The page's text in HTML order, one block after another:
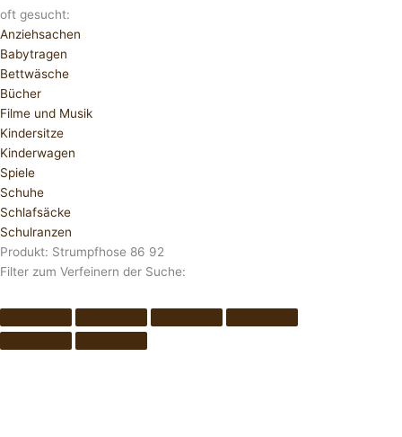
oft gesucht:
Anziehsachen
Babytragen
Bettwäsche
Bücher
Filme und Musik
Kindersitze
Kinderwagen
Spiele
Schuhe
Schlafsäcke
Schulranzen
Produkt: Strumpfhose 86 92
Filter zum Verfeinern der Suche: